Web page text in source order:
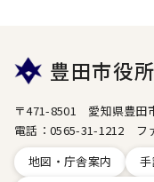
豊田市役所
〒471-8501 愛知県豊田
電話：0565-31-1212 フ
地図・庁舎案内